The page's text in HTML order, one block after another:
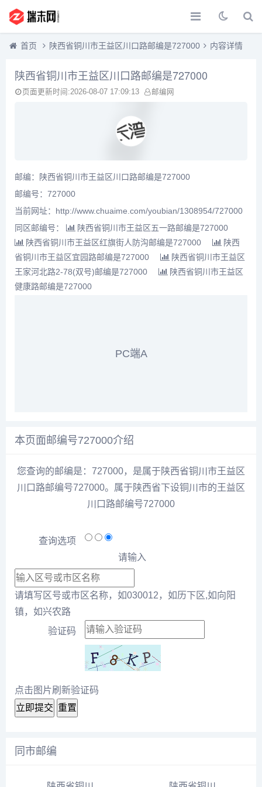
首页 陕西省铜川市王益区川口路邮编是727000 内容详情
陕西省铜川市王益区川口路邮编是727000
页面更新时间:2026-08-07 17:09:13 邮编网
邮编：陕西省铜川市王益区川口路邮编是727000
邮编号：727000
当前网址：http://www.chuaime.com/youbian/1308954/727000
同区邮编号：
陕西省铜川市王益区五一路邮编是727000
陕西省铜川市王益区红旗街人防沟邮编是727000
陕西
省铜川市王益区宜园路邮编是727000
陕西省铜川市王益区
王家河北路2-78(双号)邮编是727000
陕西省铜川市王益区
健康路邮编是727000
PC端A
本页面邮编号727000介绍
您查询的邮编是：727000，是属于陕西省铜川市王益区
川口路邮编号727000。属于陕西省下设铜川市的王益区
川口路邮编号727000
查询选项
请输入
请填写区号或市区名称，如030012，如历下区,如向阳
镇，如兴农路
验证码
点击图片刷新验证码
立即提交 重置
同市邮编